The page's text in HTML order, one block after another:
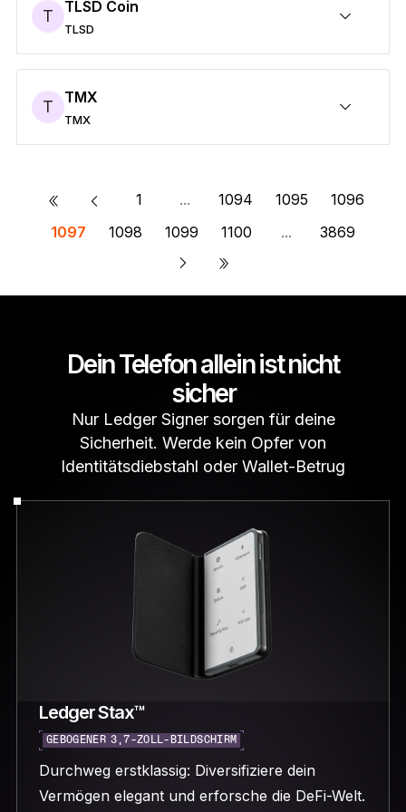
T TLSD Coin
TLSD
Senden/Empfangen
Kaufen
Umtauschen
Staken
Kompatibel mit Wallets von Drittanbietern
Sicheres TLSD
T TMX
TMX
Senden/Empfangen
Kaufen
Umtauschen
Staken
Kompatibel mit Wallets von Drittanbietern
Sicheres TMX
« 1 ... 1094 1095
1096
1097
1098 1099 1100 ... 3869
»
Dein Telefon allein ist nicht
sicher
Nur Ledger Signer sorgen für deine
Sicherheit. Werde kein Opfer von
Identitätsdiebstahl oder Wallet-Betrug
Ledger Stax™
GEBOGENER 3,7-ZOLL-BILDSCHIRM
Durchweg erstklassig: Diversifiziere dein
Vermögen elegant und erforsche die DeFi-Welt.